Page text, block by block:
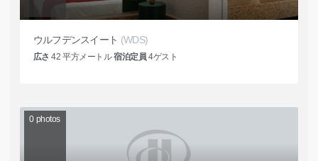
ウルフデンスイート (WDS)
広さ 42 平方メートル宿泊定員 4ゲスト
0 photos